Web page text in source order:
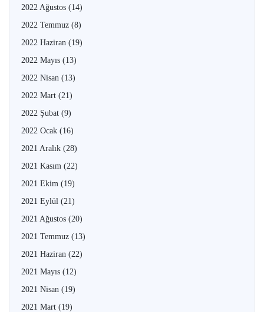
2022 Ağustos (14)
2022 Temmuz (8)
2022 Haziran (19)
2022 Mayıs (13)
2022 Nisan (13)
2022 Mart (21)
2022 Şubat (9)
2022 Ocak (16)
2021 Aralık (28)
2021 Kasım (22)
2021 Ekim (19)
2021 Eylül (21)
2021 Ağustos (20)
2021 Temmuz (13)
2021 Haziran (22)
2021 Mayıs (12)
2021 Nisan (19)
2021 Mart (19)